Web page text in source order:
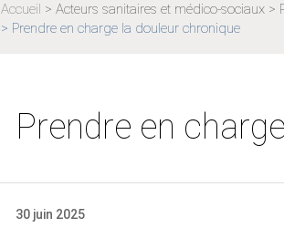
Accueil
Page
Acteurs sanitaires et médico-sociaux
Prendre en charge la douleur chronique
Prendre en
30 juin 2025